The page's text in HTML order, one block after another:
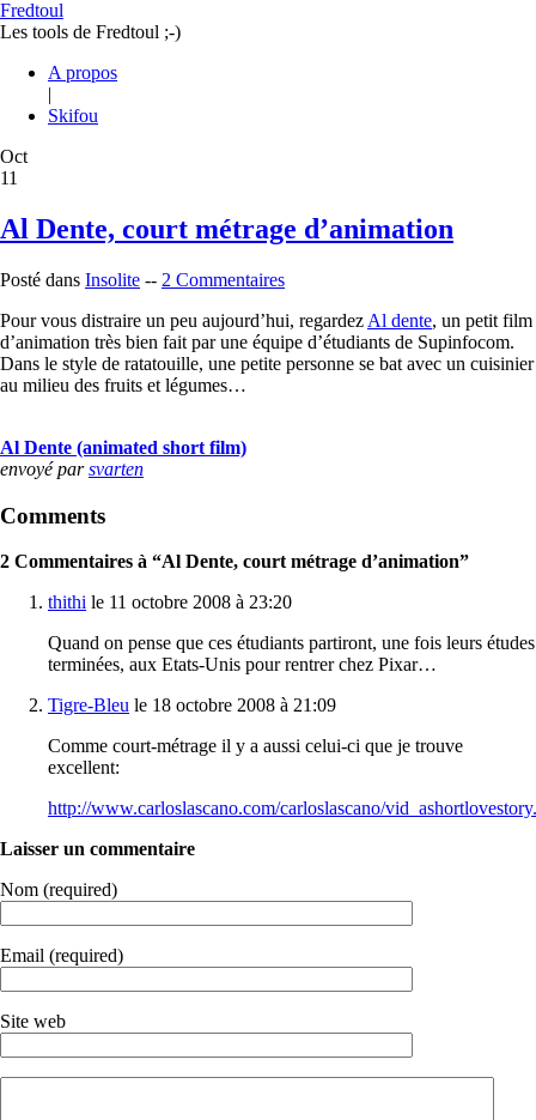
Fredtoul
Les tools de Fredtoul ;-)
A propos
|
Skifou
Oct
11
Al Dente, court métrage d’animation
Posté dans Insolite -- 2 Commentaires
Pour vous distraire un peu aujourd’hui, regardez Al dente, un petit film
d’animation très bien fait par une équipe d’étudiants de Supinfocom.
Dans le style de ratatouille, une petite personne se bat avec un cuisinier
au milieu des fruits et légumes…
Al Dente (animated short film)
envoyé parsvarten
Comments
2 Commentaires à “Al Dente, court métrage d’animation”
thithi le 11 octobre 2008 à 23:20
Quand on pense que ces étudiants partiront, une fois leurs études
terminées, aux Etats-Unis pour rentrer chez Pixar…
Tigre-Bleu le 18 octobre 2008 à 21:09
Comme court-métrage il y a aussi celui-ci que je trouve
excellent:
http://www.carloslascano.com/carloslascano/
Laisser un commentaire
Nom (required)
Email (required)
Site web